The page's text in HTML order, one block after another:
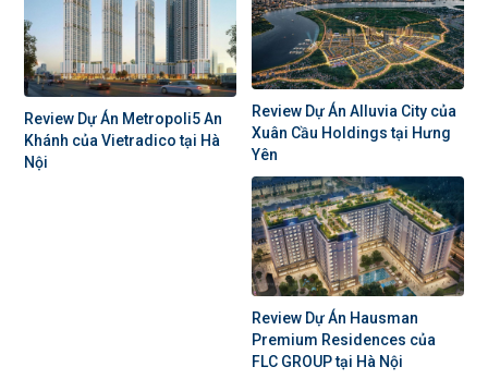
Review Dự Án Metropoli5 An
Khánh của Vietradico tại Hà
Nội
Review Dự Án Alluvia City của
Xuân Cầu Holdings tại Hưng
Yên
Review Dự Án Hausman
Premium Residences của
FLC GROUP tại Hà Nội